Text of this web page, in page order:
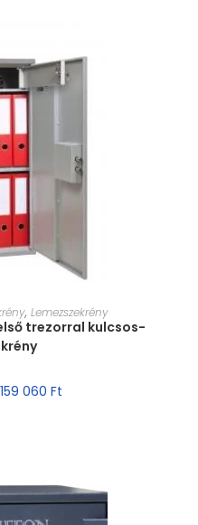
, Lemezszekrény
trezorral kulcsos-
159 060 Ft